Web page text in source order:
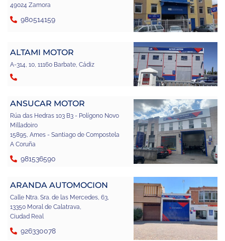
49024 Zamora
980514159
ALTAMI MOTOR
A-314, 10, 11160 Barbate, Cádiz
ANSUCAR MOTOR
Rúa das Hedras 103 B3 - Polígono Novo
Milladoiro
15895, Ames - Santiago de Compostela
A Coruña
981536590
ARANDA AUTOMOCION
Calle Ntra. Sra. de las Mercedes, 63,
13350 Moral de Calatrava,
Ciudad Real
926330078